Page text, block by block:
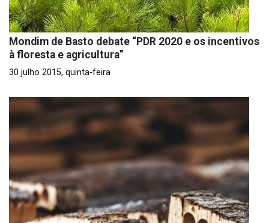
Mondim de Basto debate “PDR 2020 e os incentivos
à floresta e agricultura”
30 julho 2015, quinta-feira